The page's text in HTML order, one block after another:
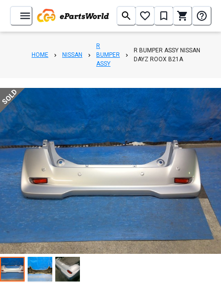
HOME NISSAN
R
BUMPER
ASSY
R BUMPER ASSY NISSAN
DAYZ ROOX B21A
SOLD